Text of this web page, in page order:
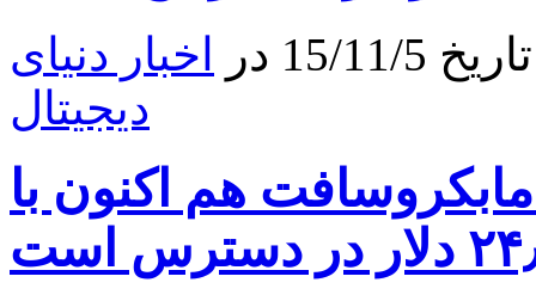
5 در
اخبار دنیای
دیجیتال
آمپری مابکروسافت هم اکنون با